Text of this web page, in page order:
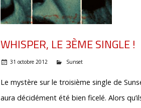
WHISPER, LE 3ÈME SINGLE !
31 octobre 2012 Sunset
Le mystère sur le troisième single de
aura décidément été bien ficelé. Alors